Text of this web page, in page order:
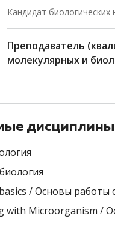
кандидат биологических
преподаватель (квалификационная категория "преподаватель практики"), центр
молекулярных и
/ Основы работы
with Microorganism /